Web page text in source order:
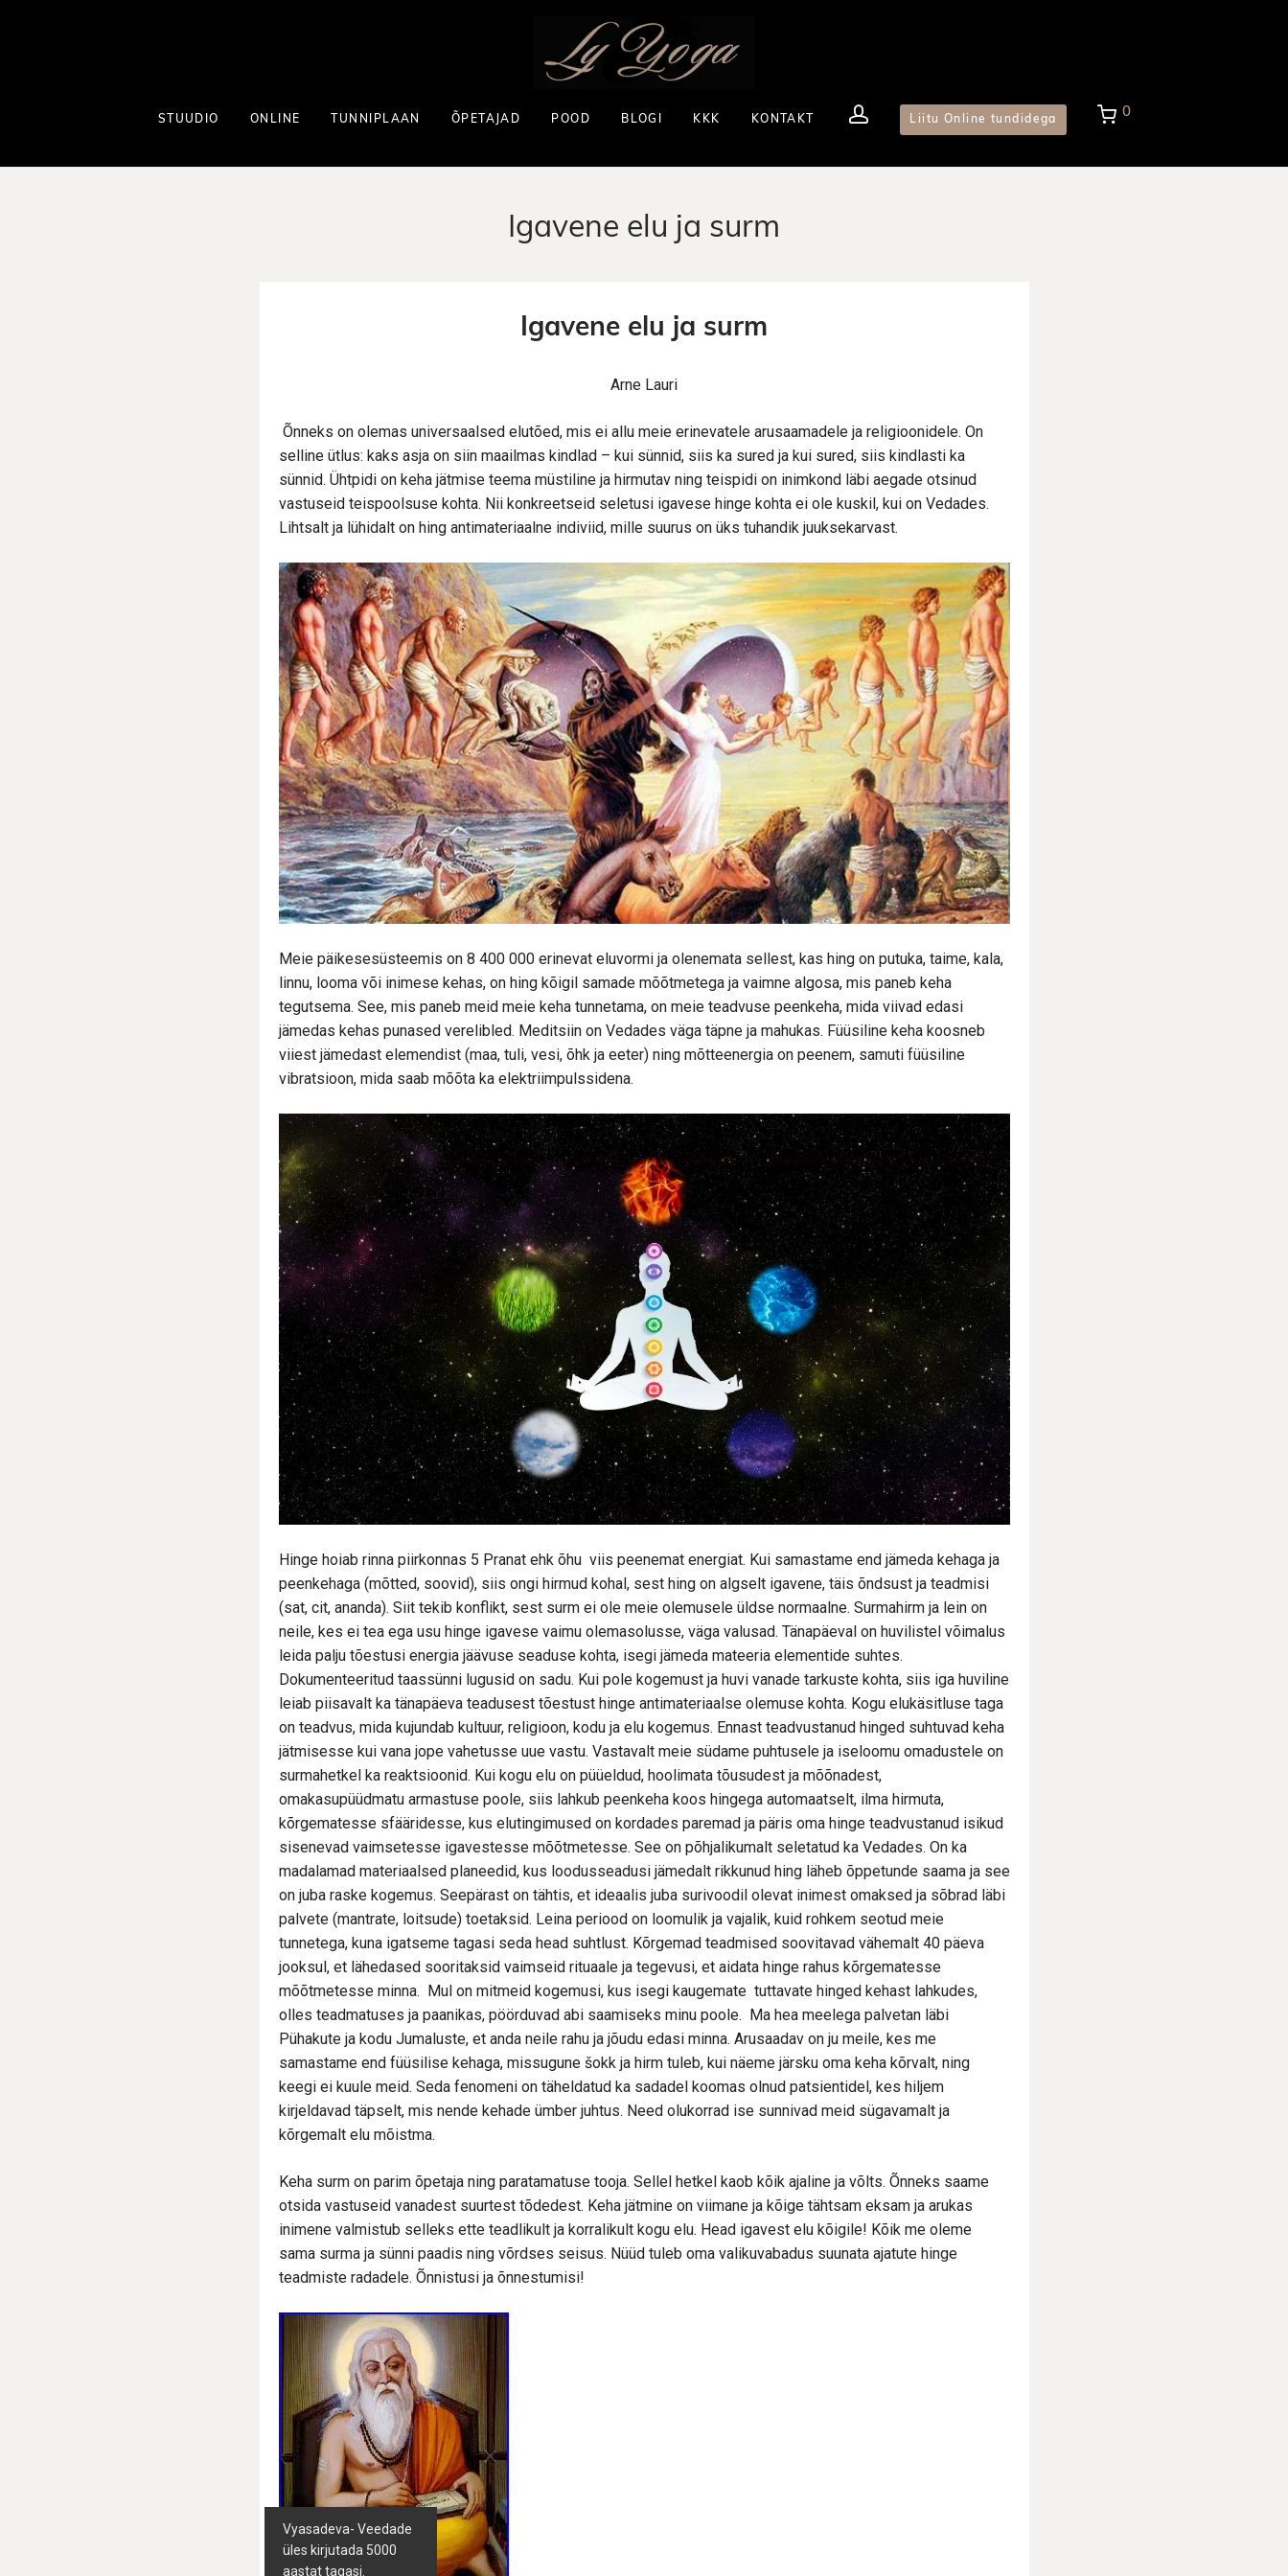
STUUDIO ONLINE TUNNIPLAAN ÕPETAJAD POOD BLOGI KKK KONTAKT 0
Liitu Online tundidega
Igavene elu ja surm
Igavene elu ja surm
Arne Lauri
Õnneks on olemas universaalsed elutõed, mis ei allu meie erinevatele arusaamadele ja religioonidele. On
selline ütlus: kaks asja on siin maailmas kindlad – kui sünnid, siis ka sured ja kui sured, siis kindlasti ka
sünnid. Ühtpidi on keha jätmise teema müstiline ja hirmutav ning teispidi on inimkond läbi aegade otsinud
vastuseid teispoolsuse kohta. Nii konkreetseid seletusi igavese hinge kohta ei ole kuskil, kui on Vedades.
Lihtsalt ja lühidalt on hing antimateriaalne indiviid, mille suurus on üks tuhandik juuksekarvast.
Meie päikesesüsteemis on 8 400 000 erinevat eluvormi ja olenemata sellest, kas hing on putuka, taime, kala,
linnu, looma või inimese kehas, on hing kõigil samade mõõtmetega ja vaimne algosa, mis paneb keha
tegutsema. See, mis paneb meid meie keha tunnetama, on meie teadvuse peenkeha, mida viivad edasi
jämedas kehas punased verelibled. Meditsiin on Vedades väga täpne ja mahukas. Füüsiline keha koosneb
viiest jämedast elemendist (maa, tuli, vesi, õhk ja eeter) ning mõtteenergia on peenem, samuti füüsiline
vibratsioon, mida saab mõõta ka elektriimpulssidena.
Hinge hoiab rinna piirkonnas 5 Pranat ehk õhu viis peenemat energiat. Kui samastame end jämeda kehaga ja
peenkehaga (mõtted, soovid), siis ongi hirmud kohal, sest hing on algselt igavene, täis õndsust ja teadmisi
(sat, cit, ananda). Siit tekib konflikt, sest surm ei ole meie olemusele üldse normaalne. Surmahirm ja lein on
neile, kes ei tea ega usu hinge igavese vaimu olemasolusse, väga valusad. Tänapäeval on huvilistel võimalus
leida palju tõestusi energia jäävuse seaduse kohta, isegi jämeda mateeria elementide suhtes.
Dokumenteeritud taassünni lugusid on sadu. Kui pole kogemust ja huvi vanade tarkuste kohta, siis iga huviline
leiab piisavalt ka tänapäeva teadusest tõestust hinge antimateriaalse olemuse kohta. Kogu elukäsitluse taga
on teadvus, mida kujundab kultuur, religioon, kodu ja elu kogemus. Ennast teadvustanud hinged suhtuvad keha
jätmisesse kui vana jope vahetusse uue vastu. Vastavalt meie südame puhtusele ja iseloomu omadustele on
surmahetkel ka reaktsioonid. Kui kogu elu on püüeldud, hoolimata tõusudest ja mõõnadest,
omakasupüüdmatu armastuse poole, siis lahkub peenkeha koos hingega automaatselt, ilma hirmuta,
kõrgematesse sfääridesse, kus elutingimused on kordades paremad ja päris oma hinge teadvustanud isikud
sisenevad vaimsetesse igavestesse mõõtmetesse. See on põhjalikumalt seletatud ka Vedades. On ka
madalamad materiaalsed planeedid, kus loodusseadusi jämedalt rikkunud hing läheb õppetunde saama ja see
on juba raske kogemus. Seepärast on tähtis, et ideaalis juba surivoodil olevat inimest omaksed ja sõbrad läbi
palvete (mantrate, loitsude) toetaksid. Leina periood on loomulik ja vajalik, kuid rohkem seotud meie
tunnetega, kuna igatseme tagasi seda head suhtlust. Kõrgemad teadmised soovitavad vähemalt 40 päeva
jooksul, et lähedased sooritaksid vaimseid rituaale ja tegevusi, et aidata hinge rahus kõrgematesse
mõõtmetesse minna. Mul on mitmeid kogemusi, kus isegi kaugemate tuttavate hinged kehast lahkudes,
olles teadmatuses ja paanikas, pöörduvad abi saamiseks minu poole. Ma hea meelega palvetan läbi
Pühakute ja kodu Jumaluste, et anda neile rahu ja jõudu edasi minna. Arusaadav on ju meile, kes me
samastame end füüsilise kehaga, missugune šokk ja hirm tuleb, kui näeme järsku oma keha kõrvalt, ning
keegi ei kuule meid. Seda fenomeni on täheldatud ka sadadel koomas olnud patsientidel, kes hiljem
kirjeldavad täpselt, mis nende kehade ümber juhtus. Need olukorrad ise sunnivad meid sügavamalt ja
kõrgemalt elu mõistma.
Keha surm on parim õpetaja ning paratamatuse tooja. Sellel hetkel kaob kõik ajaline ja võlts. Õnneks saame
otsida vastuseid vanadest suurtest tõdedest. Keha jätmine on viimane ja kõige tähtsam eksam ja arukas
inimene valmistub selleks ette teadlikult ja korralikult kogu elu. Head igavest elu kõigile! Kõik me oleme
sama surma ja sünni paadis ning võrdses seisus. Nüüd tuleb oma valikuvabadus suunata ajatute hinge
teadmiste radadele. Õnnistusi ja õnnestumisi!
Vyasadeva- Veedade
üles kirjutada 5000
aastat tagasi.